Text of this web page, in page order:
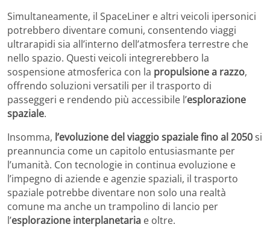
Simultaneamente, il SpaceLiner e altri veicoli ipersonici
potrebbero diventare comuni, consentendo viaggi
ultrarapidi sia all’interno dell’atmosfera terrestre che
nello spazio. Questi veicoli integrerebbero la
sospensione atmosferica con la propulsione a razzo,
offrendo soluzioni versatili per il trasporto di
passeggeri e rendendo più accessibile l’esplorazione
spaziale.
Insomma, l’evoluzione del viaggio spaziale fino al 2050si
preannuncia come un capitolo entusiasmante per
l’umanità. Con tecnologie in continua evoluzione e
l’impegno di aziende e agenzie spaziali, il trasporto
spaziale potrebbe diventare non solo una realtà
comune ma anche un trampolino di lancio per
l’esplorazione interplanetaria e oltre.